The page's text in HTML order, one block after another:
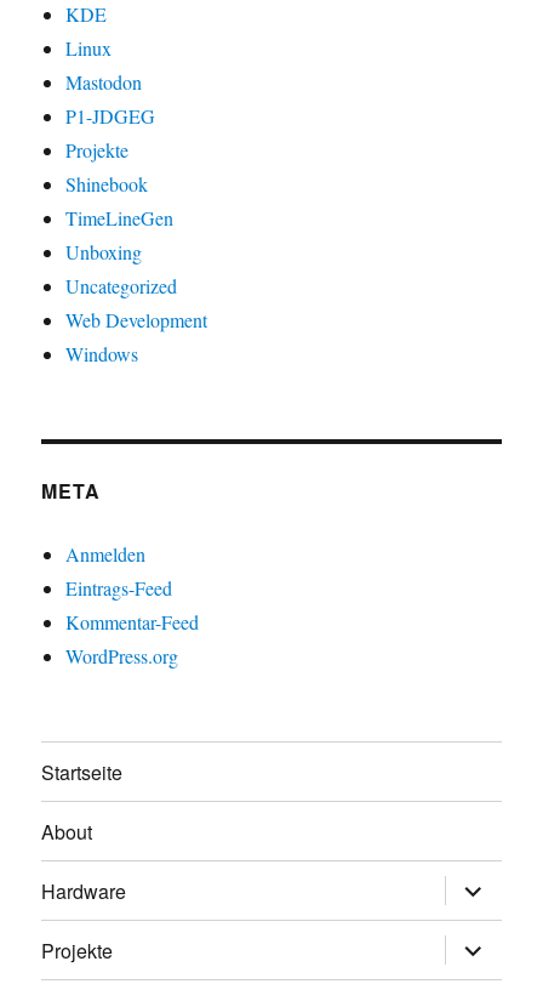
KDE
Linux
Mastodon
P1-JDGEG
Projekte
Shinebook
TimeLineGen
Unboxing
Uncategorized
Web Development
Windows
META
Anmelden
Eintrags-Feed
Kommentar-Feed
WordPress.org
Startseite
About
Hardware
öffnen
Projekte
öffnen